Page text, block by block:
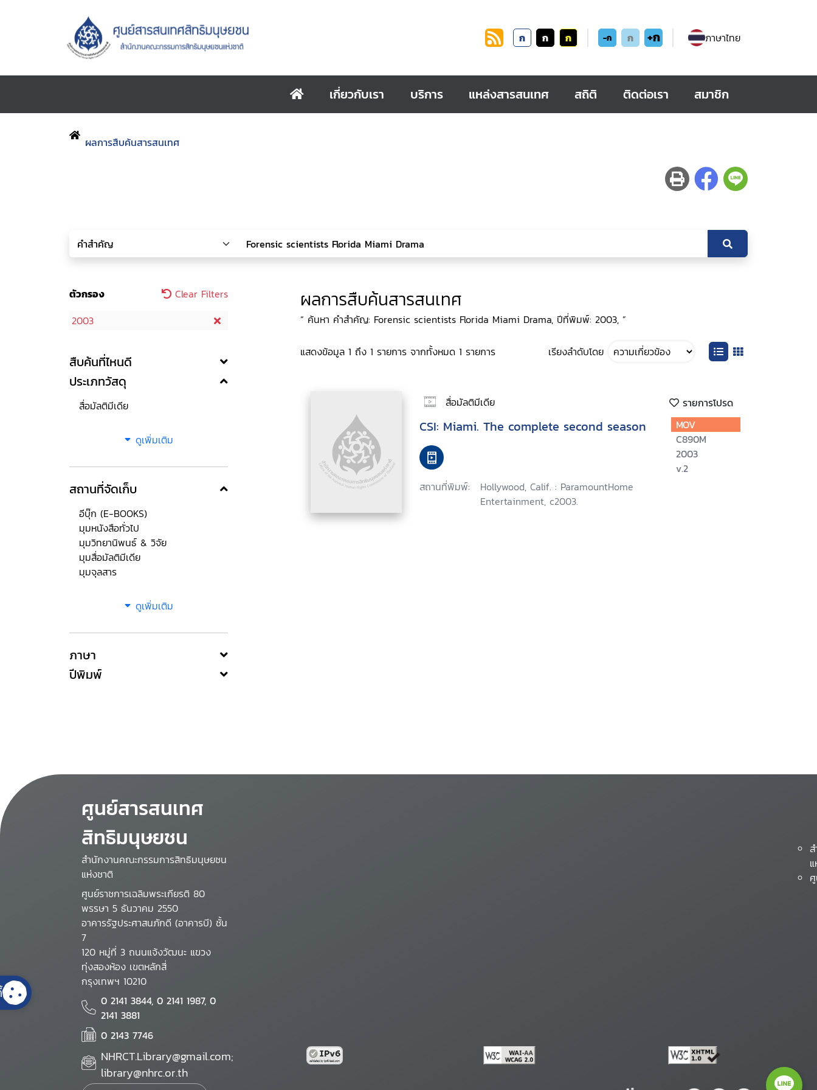
ก ก ก -ก ก +ก ภาษาไทย
เกี่ยวกับเรา บริการ แหล่งสารสนเทศ สถิติ ติดต่อเรา สมาชิก
ผลการสืบค้นสารสนเทศ
ตัวกรอง
Clear Filters
2003
สืบค้นที่ไหนดี
ประเภทวัสดุ
สื่อมัลติมีเดีย
ดูเพิ่มเติม
สถานที่จัดเก็บ
อีบุ๊ก (E-BOOKS)
มุมหนังสือทั่วไป
มุมวิทยานิพนธ์ & วิจัย
มุมสื่อมัลติมีเดีย
มุมจุลสาร
ดูเพิ่มเติม
ภาษา
ปีพิมพ์
ผลการสืบค้นสารสนเทศ
“ ค้นหา คำสำคัญ: Forensic scientists Florida Miami Drama, ปีที่พิมพ์: 2003, ”
แสดงข้อมูล 1 ถึง 1 รายการ จากทั้งหมด 1 รายการ เรียงลำดับโดย
สื่อมัลติมีเดีย รายการโปรด
CSI: Miami. The complete second season
สถานที่พิมพ์:
Hollywood, Calif. : ParamountHome
Entertainment, c2003.
MOV
C890M
2003
v.2
ศูนย์สารสนเทศ
สิทธิมนุษยชน
สำนักงานคณะกรรมการสิทธิมนุษยชน
แห่งชาติ
ศูนย์ราชการเฉลิมพระเกียรติ 80
พรรษา 5 ธันวาคม 2550
อาคารรัฐประศาสนภักดี (อาคารบี) ชั้น
7
120 หมู่ที่ 3 ถนนแจ้งวัฒนะ แขวง
ทุ่งสองห้อง เขตหลักสี่
กรุงเทพฯ 10210
0 2141 3844, 0 2141 1987, 0
2141 3881
0 2143 7746
NHRCT.Library@gmail.com;
library@nhrc.or.th